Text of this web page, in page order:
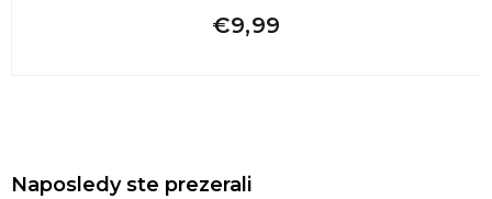
€9,99
Naposledy ste prezerali